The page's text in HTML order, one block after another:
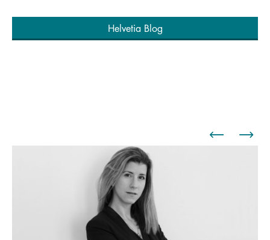
Helvetia Blog